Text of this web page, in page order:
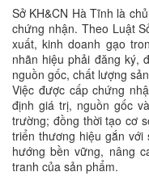
Sở KH&CN Hà Tĩnh là
chứng nhận. Theo Luật
xuất, kinh doanh gạo
nhãn hiệu phải đăng ký,
nguồn gốc, chất lượng
Việc được cấp chứng
định giá trị, nguồn gốc
trường; đồng thời tạo cơ
triển thương hiệu gắn với
hướng bền vững, nâng
tranh của sản phẩm.